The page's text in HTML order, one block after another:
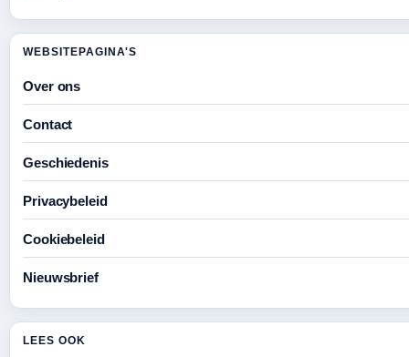
WEBSITEPAGINA'S
Over ons
Contact
Geschiedenis
Privacybeleid
Cookiebeleid
Nieuwsbrief
LEES OOK